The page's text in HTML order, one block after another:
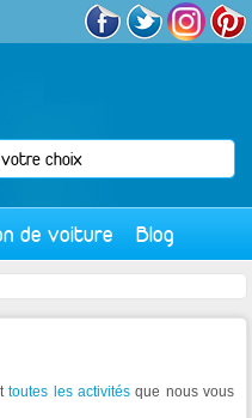
de voiture Blog
toutes les activitésque nous vous